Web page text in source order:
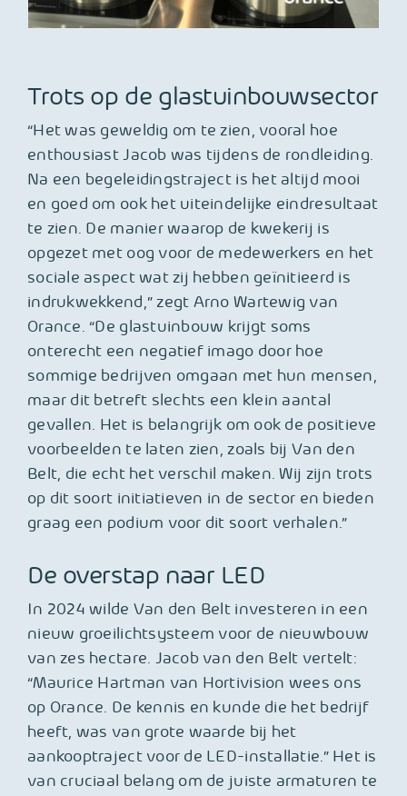
Trots op de glastuinbouwsector
“Het was geweldig om te zien, vooral hoe
enthousiast Jacob was tijdens de rondleiding.
Na een begeleidingstraject is het altijd mooi
en goed om ook het uiteindelijke eindresultaat
te zien. De manier waarop de kwekerij is
opgezet met oog voor de medewerkers en het
sociale aspect wat zij hebben geïnitieerd is
indrukwekkend,” zegt Arno Wartewig van
Orance. “De glastuinbouw krijgt soms
onterecht een negatief imago door hoe
sommige bedrijven omgaan met hun mensen,
maar dit betreft slechts een klein aantal
gevallen. Het is belangrijk om ook de positieve
voorbeelden te laten zien, zoals bij Van den
Belt, die echt het verschil maken. Wij zijn trots
op dit soort initiatieven in de sector en bieden
graag een podium voor dit soort verhalen.”
De overstap naar LED
In 2024 wilde Van den Belt investeren in een
nieuw groeilichtsysteem voor de nieuwbouw
van zes hectare. Jacob van den Belt vertelt:
“Maurice Hartman van Hortivision wees ons
op Orance. De kennis en kunde die het bedrijf
heeft, was van grote waarde bij het
aankooptraject voor de LED-installatie.” Het is
van cruciaal belang om de juiste armaturen te